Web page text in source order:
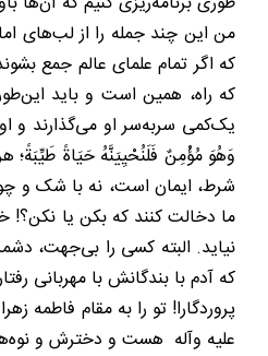
من این چند جمله را از لب‌های
که اگر تمام علمای عالم جمع
که راه، همین است و باید
یک‌کمی سربه‌سر او می‌گذارند و
وَهُوَ مُؤْمِنٌ فَلَنُحْيِيَنَّهُ حَیَاةً طَيِّبَةً؛
شرط، ایمان است، نه با شک و
ما دخالت کنند که بکن یا نکن؟!
نیاید. البته کسی را بی‌جهت،
که آدم با بندگانش با مهربانی
پروردگارا! تو را به مقام فاطمه
علیه وآله هست و دخترش و نوه‌ها